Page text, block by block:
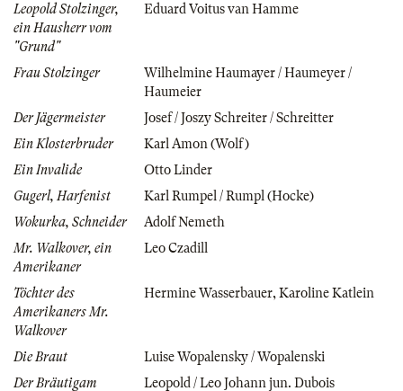
Leopold Stolzinger,
ein Hausherr vom
"Grund"
Eduard Voitus van Hamme
Frau Stolzinger
Wilhelmine Haumayer / Haumeyer /
Haumeier
Der Jägermeister
Josef / Joszy Schreiter / Schreitter
Ein Klosterbruder
Karl Amon (Wolf)
Ein Invalide
Otto Linder
Gugerl, Harfenist
Karl Rumpel / Rumpl (Hocke)
Wokurka, Schneider
Adolf Nemeth
Mr. Walkover, ein
Amerikaner
Leo Czadill
Töchter des
Amerikaners Mr.
Walkover
Hermine Wasserbauer, Karoline Katlein
Die Braut
Luise Wopalensky / Wopalenski
Der Bräutigam
Leopold / Leo Johann jun. Dubois